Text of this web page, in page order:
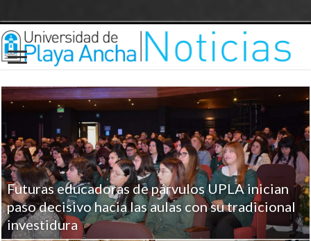
Futuras educadoras de párvulos UPLA inician
paso decisivo hacia las aulas con su tradicional
investidura